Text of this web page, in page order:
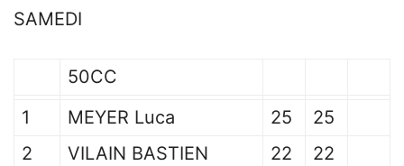
SAMEDI
50CC
1
MEYER Luca 25
25
2
VILAIN BASTIEN 22
22